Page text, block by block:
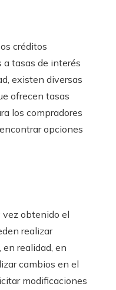
créditos
a tasas de interés
existen diversas
ofrecen tasas
los compradores
opciones
vez obtenido el
realizar
realidad, en
cambios en el
modificaciones